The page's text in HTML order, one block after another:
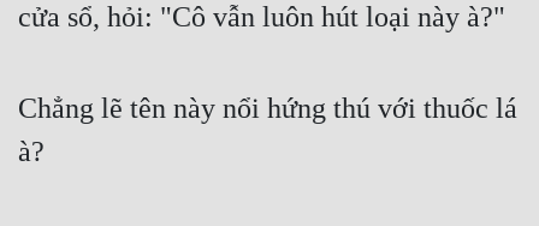
cửa sổ, hỏi: "Cô vẫn luôn hút loại này à?"
Chẳng lẽ tên này nổi hứng thú với thuốc lá
à?